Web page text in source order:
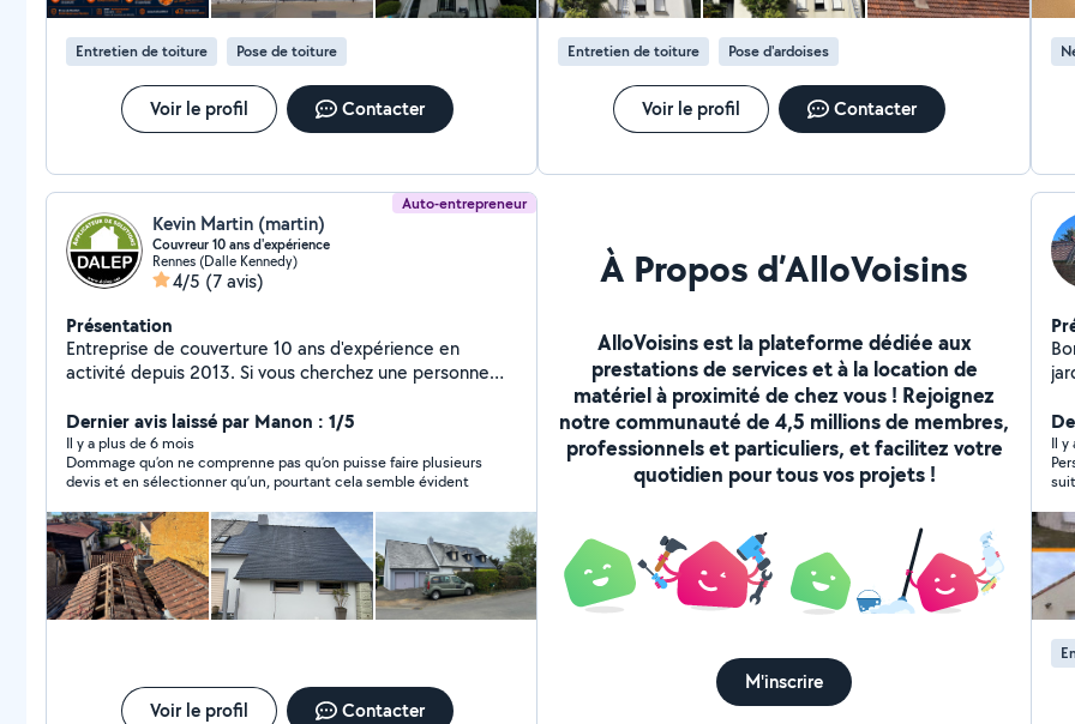
Entretien de toiture Pose de toiture
Voir le profil Contacter
Entretien de toiture Pose d'ardoises
Voir le profil Contacter
Auto-entrepreneur
Kevin Martin (martin)
Couvreur 10 ans d'expérience
Rennes (Dalle Kennedy)
4/5 (7 avis)
Présentation
Entreprise de couverture 10 ans d'expérience en
activité depuis 2013. Si vous cherchez une personne
d'urgence sur toiture, fuite, faites confiance à un vrai
professionnel pour tout entretien de toiture,
Nettoyage façade, peinture extérieur intérieur
Dernier avis laissé par Manon : 1/5
Il y a plus de 6 mois
Dommage qu’on ne comprenne pas qu’on puisse faire plusieurs
devis et en sélectionner qu’un, pourtant cela semble évident
Voir le profil Contacter
À Propos d’AlloVoisins
AlloVoisins est la plateforme dédiée aux
prestations de services et à la location de
matériel à proximité de chez vous ! Rejoignez
notre communauté de 4,5 millions de membres,
professionnels et particuliers, et facilitez votre
quotidien pour tous vos projets !
M'inscrire
Il y